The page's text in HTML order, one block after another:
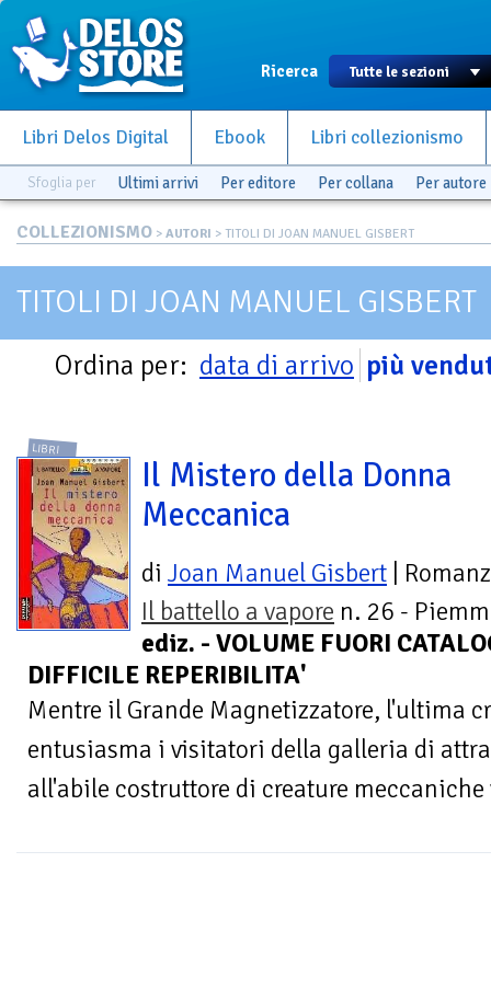
Ricerca
Libri Delos Digital Ebook Libri collezionismo
Sfoglia per Ultimi arrivi Per editore Per collana Per autore
COLLEZIONISMO > AUTORI > TITOLI DI JOAN MANUEL GISBERT
TITOLI DI JOAN MANUEL GISBERT
Ordina per: data di arrivo più
LIBRI
Il Mistero della Donna
Meccanica
di Joan Manuel Gisbert |
Il battello a vapore n. 26 -
ediz. - VOLUME FUORI
DIFFICILE REPERIBILITA'
Mentre il Grande Magnetizzatore, l'ultima
entusiasma i visitatori della galleria di
all'abile costruttore di creature meccaniche